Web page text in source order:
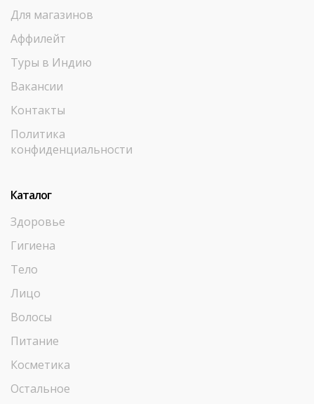
Для магазинов
Аффилейт
Туры в Индию
Вакансии
Контакты
Политика
конфиденциальности
Каталог
Здоровье
Гигиена
Тело
Лицо
Волосы
Питание
Косметика
Остальное